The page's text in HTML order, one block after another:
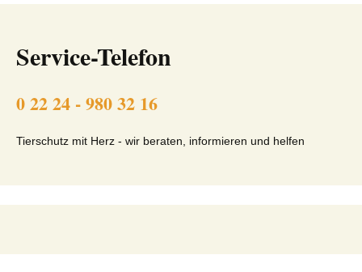
Service-Telefon
0 22 24 - 980 32 16
Tierschutz mit Herz - wir beraten, informieren und helfen